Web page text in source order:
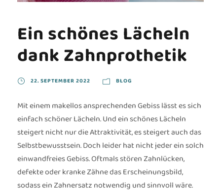
Ein schönes Lächeln
dank Zahnprothetik
22. SEPTEMBER 2022 BLOG
Mit einem makellos ansprechenden Gebiss lässt es sich
einfach schöner Lächeln. Und ein schönes Lächeln
steigert nicht nur die Attraktivität, es steigert auch das
Selbstbewusstsein. Doch leider hat nicht jeder ein solch
einwandfreies Gebiss. Oftmals stören Zahnlücken,
defekte oder kranke Zähne das Erscheinungsbild,
sodass ein Zahnersatz notwendig und sinnvoll wäre.